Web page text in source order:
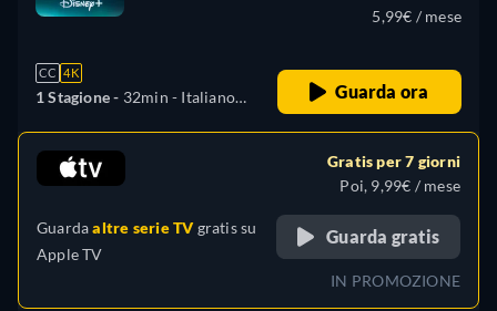
CC 4K
1 Stagione - 32min - Italiano,
Francese, Polacco, Turco
5,99€ / mese
Guarda ora
Guardaaltre serie TVgratis su
Apple TV
Gratis per 7 giorni
Poi, 9,99€ / mese
Guarda gratis
IN PROMOZIONE